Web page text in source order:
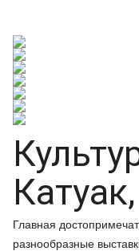
Главная
разнообразные